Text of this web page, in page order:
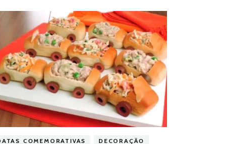
COMEMORATIVAS
DECORAÇÃO